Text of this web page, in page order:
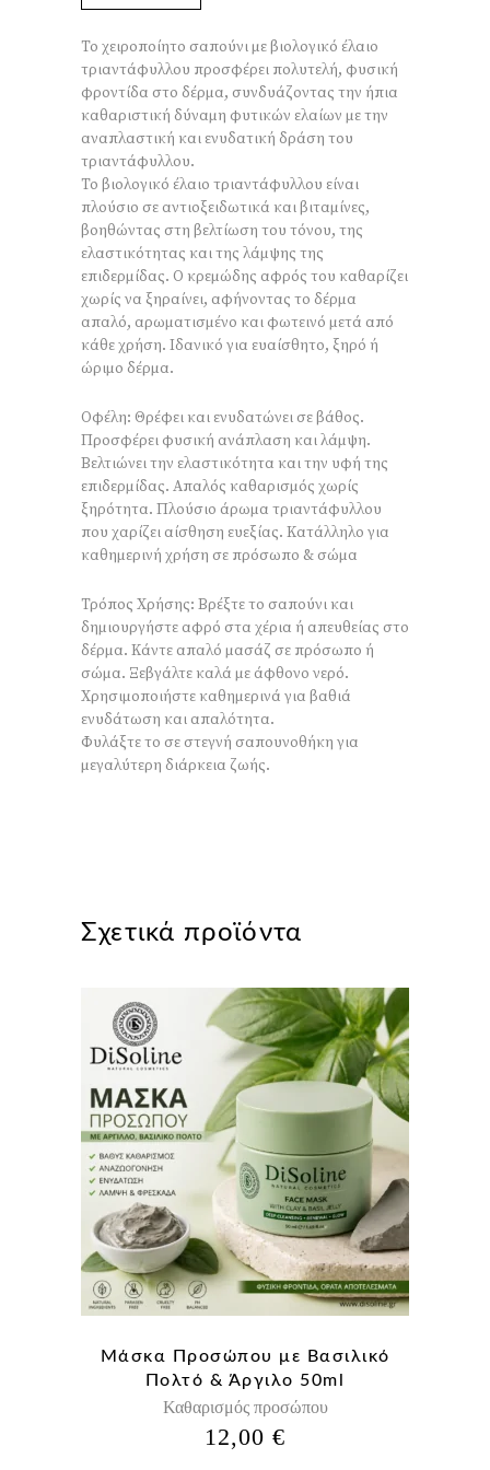
Το χειροποίητο σαπούνι με βιολογικό έλαιο
τριαντάφυλλου προσφέρει πολυτελή, φυσική
φροντίδα στο δέρμα, συνδυάζοντας την ήπια
καθαριστική δύναμη φυτικών ελαίων με την
αναπλαστική και ενυδατική δράση του
τριαντάφυλλου.
Το βιολογικό έλαιο τριαντάφυλλου είναι
πλούσιο σε αντιοξειδωτικά και βιταμίνες,
βοηθώντας στη βελτίωση του τόνου, της
ελαστικότητας και της λάμψης της
επιδερμίδας. Ο κρεμώδης αφρός του καθαρίζει
χωρίς να ξηραίνει, αφήνοντας το δέρμα
απαλό, αρωματισμένο και φωτεινό μετά από
κάθε χρήση. Ιδανικό για ευαίσθητο, ξηρό ή
ώριμο δέρμα.
Οφέλη: Θρέφει και ενυδατώνει σε βάθος.
Προσφέρει φυσική ανάπλαση και λάμψη.
Βελτιώνει την ελαστικότητα και την υφή της
επιδερμίδας. Απαλός καθαρισμός χωρίς
ξηρότητα. Πλούσιο άρωμα τριαντάφυλλου
που χαρίζει αίσθηση ευεξίας. Κατάλληλο για
καθημερινή χρήση σε πρόσωπο & σώμα
Τρόπος Χρήσης: Βρέξτε το σαπούνι και
δημιουργήστε αφρό στα χέρια ή απευθείας στο
δέρμα. Κάντε απαλό μασάζ σε πρόσωπο ή
σώμα. Ξεβγάλτε καλά με άφθονο νερό.
Χρησιμοποιήστε καθημερινά για βαθιά
ενυδάτωση και απαλότητα.
Φυλάξτε το σε στεγνή σαπουνοθήκη για
μεγαλύτερη διάρκεια ζωής.
Σχετικά προϊόντα
Μάσκα Προσώπου με Βασιλικό
Πολτό & Άργιλο 50ml
Καθαρισμός προσώπου
12,00€